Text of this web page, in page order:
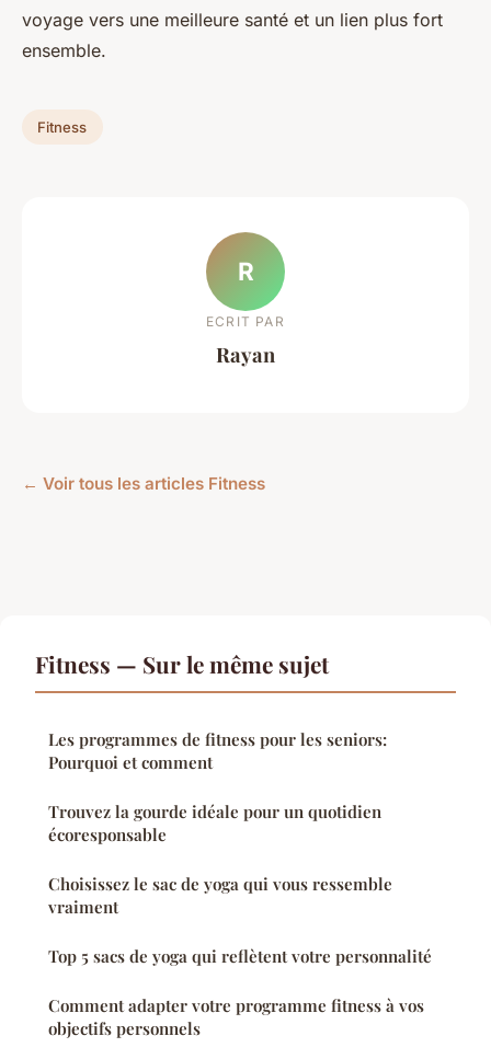
voyage vers une meilleure santé et un lien plus fort
ensemble.
Fitness
R
ECRIT PAR
Rayan
← Voir tous les articles Fitness
Fitness — Sur le même sujet
Les programmes de fitness pour les seniors:
Pourquoi et comment
Trouvez la gourde idéale pour un quotidien
écoresponsable
Choisissez le sac de yoga qui vous ressemble
vraiment
Top 5 sacs de yoga qui reflètent votre personnalité
Comment adapter votre programme fitness à vos
objectifs personnels